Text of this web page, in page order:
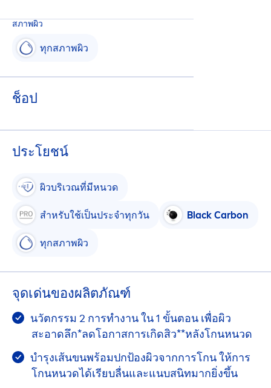
สภาพผิว
ทุกสภาพผิว
ช็อป
ประโยชน์
ผิวบริเวณที่มีหนวด
สำหรับใช้เป็นประจำทุกวัน Black Carbon
ทุกสภาพผิว
จุดเด่นของผลิตภัณฑ์
นวัตกรรม 2 การทำงาน ใน 1 ขั้นตอน เพื่อผิว
สะอาดลึก*ลดโอกาสการเกิดสิว**หลังโกนหนวด
บำรุงเส้นขนพร้อมปกป้องผิวจากการโกน ให้การ
โกนหนวดได้เรียบลื่นและแนบสนิทมากยิ่งขึ้น